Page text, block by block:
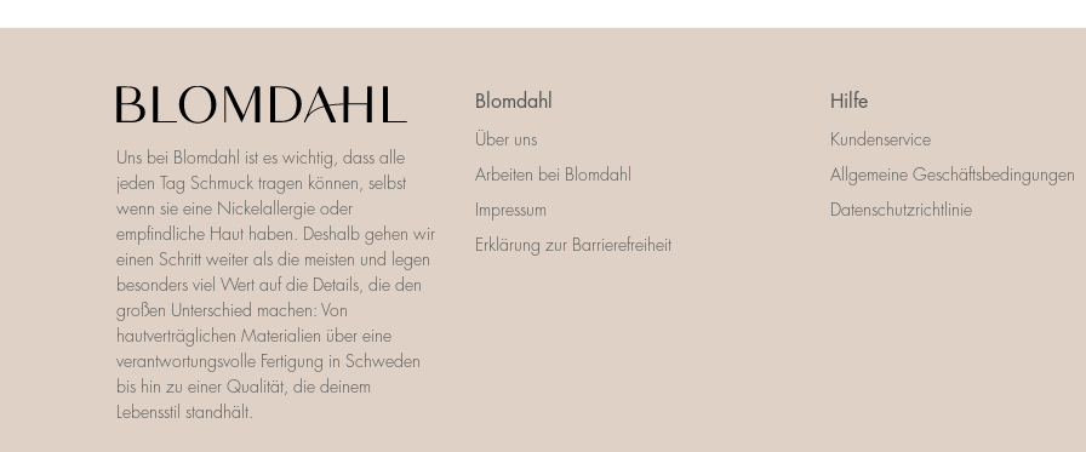
Uns bei Blomdahl ist es wichtig, dass alle
jeden Tag Schmuck tragen können, selbst
wenn sie eine Nickelallergie oder
empfindliche Haut haben. Deshalb gehen wir
einen Schritt weiter als die meisten und legen
besonders viel Wert auf die Details, die den
großen Unterschied machen: Von
hautverträglichen Materialien über eine
verantwortungsvolle Fertigung in Schweden
bis hin zu einer Qualität, die deinem
Lebensstil standhält.
Blomdahl
Über uns
Arbeiten bei Blomdahl
Impressum
Erklärung zur Barrierefreiheit
Hilfe
Kundenservice
Allgemeine Geschäftsbedingungen
Datenschutzrichtlinie